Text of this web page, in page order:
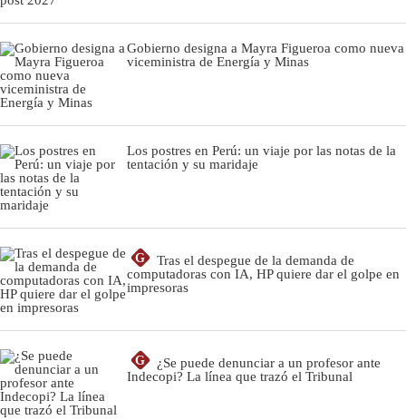
Gobierno designa a Mayra Figueroa como nueva
viceministra de Energía y Minas
Los postres en Perú: un viaje por las notas de la
tentación y su maridaje
G
Tras el despegue de la demanda de
computadoras con IA, HP quiere dar el golpe en
impresoras
G
¿Se puede denunciar a un profesor ante
Indecopi? La línea que trazó el Tribunal